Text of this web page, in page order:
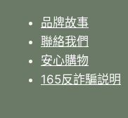
品牌故事
聯絡我們
安心購物
165反詐騙説明